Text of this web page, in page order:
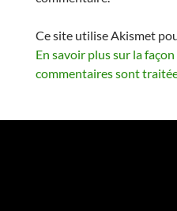
Ce site utilise Akismet
En savoir plus sur la
commentaires sont